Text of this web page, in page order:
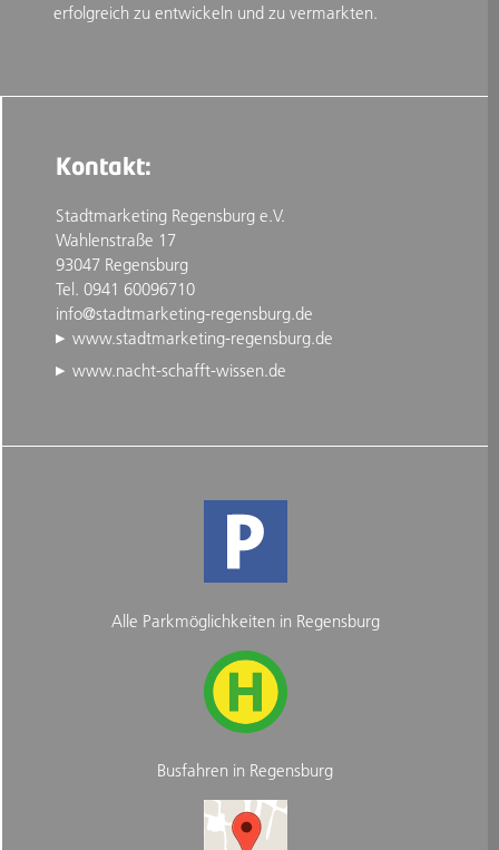
erfolgreich zu entwickeln und zu vermarkten.
Kontakt:
Stadtmarketing Regensburg e.V.
Wahlenstraße 17
93047 Regensburg
Tel. 0941 60096710
info@stadtmarketing-regensburg.de
www.stadtmarketing-regensburg.de
www.nacht-schafft-wissen.de
Alle Parkmöglichkeiten in Regensburg
Busfahren in Regensburg